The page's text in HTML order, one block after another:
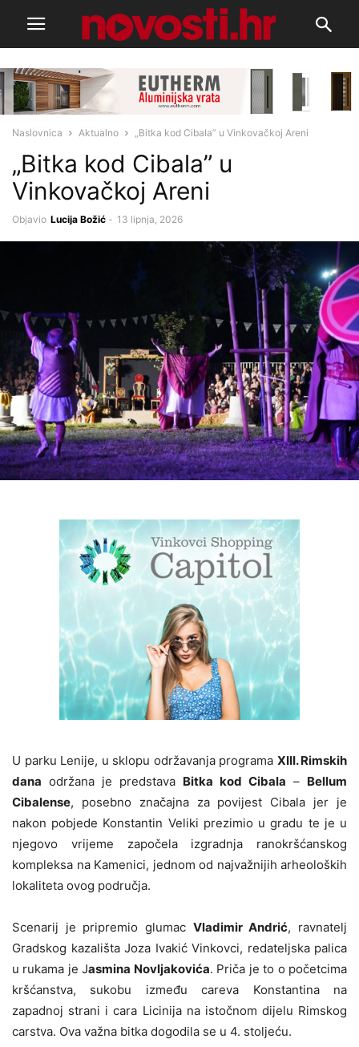
Naslovnica Aktualno „Bitka kod Cibala” u Vinkovačkoj Areni
„Bitka kod Cibala” u
Vinkovačkoj Areni
Objavio Lucija Božić - 13 lipnja, 2026
U parku Lenije, u sklopu održavanja programa XIII. Rimskih
dana održana je predstava Bitka kod Cibala – Bellum
Cibalense, posebno značajna za povijest Cibala jer je
nakon pobjede Konstantin Veliki prezimio u gradu te je u
njegovo vrijeme započela izgradnja ranokršćanskog
kompleksa na Kamenici, jednom od najvažnijih arheoloških
lokaliteta ovog područja.
Scenarij je pripremio glumac Vladimir Andrić, ravnatelj
Gradskog kazališta Joza Ivakić Vinkovci, redateljska palica
u rukama je Jasmina Novljakovića. Priča je to o početcima
kršćanstva, sukobu između careva Konstantina na
zapadnoj strani i cara Licinija na istočnom dijelu Rimskog
carstva. Ova važna bitka dogodila se u 4. stoljeću.